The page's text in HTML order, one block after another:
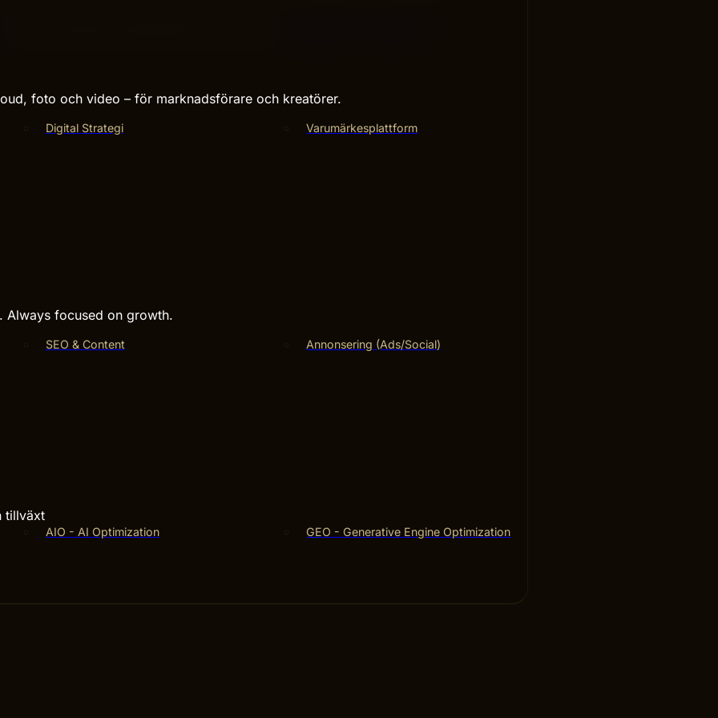
foto och video – för marknadsförare och kreatörer.
Digital Strategi Varumärkesplattform
Always focused on growth.
SEO & Content Annonsering (Ads/Social)
tillväxt
AIO - AI Optimization GEO - Generative Engine Optimization